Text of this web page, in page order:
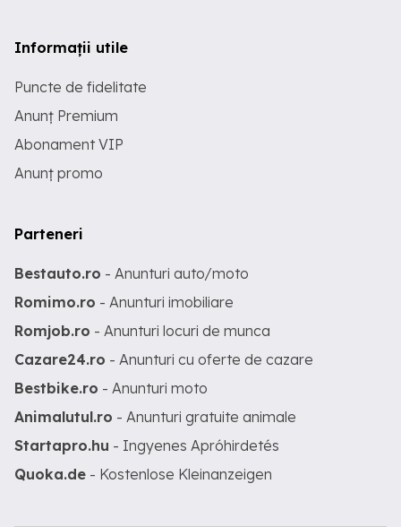
Informații utile
Puncte de fidelitate
Anunț Premium
Abonament VIP
Anunț promo
Parteneri
Bestauto.ro - Anunturi auto/moto
Romimo.ro - Anunturi imobiliare
Romjob.ro - Anunturi locuri de munca
Cazare24.ro - Anunturi cu oferte de cazare
Bestbike.ro - Anunturi moto
Animalutul.ro - Anunturi gratuite animale
Startapro.hu - Ingyenes Apróhirdetés
Quoka.de - Kostenlose Kleinanzeigen